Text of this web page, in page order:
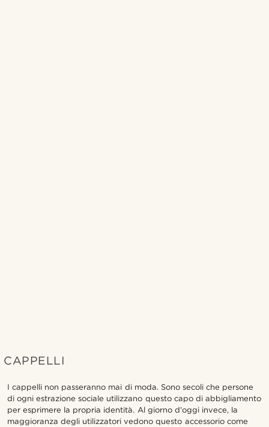
CAPPELLI
I cappelli non passeranno mai di moda. Sono secoli che persone
di ogni estrazione sociale utilizzano questo capo di abbigliamento
per esprimere la propria identità. Al giorno d'oggi invece, la
maggioranza degli utilizzatori vedono questo accessorio come